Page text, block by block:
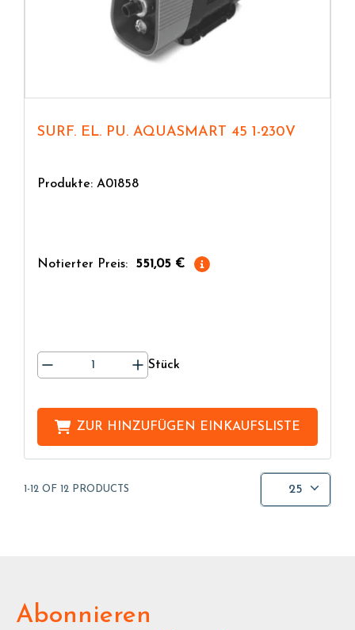
SURF. EL. PU. AQUASMART 45 1-230V
Produkte: A01858
Notierter Preis: 551,05 €
Stück
ZUR HINZUFÜGEN EINKAUFSLISTE
1-12 OF 12 PRODUCTS 25
Abonnieren